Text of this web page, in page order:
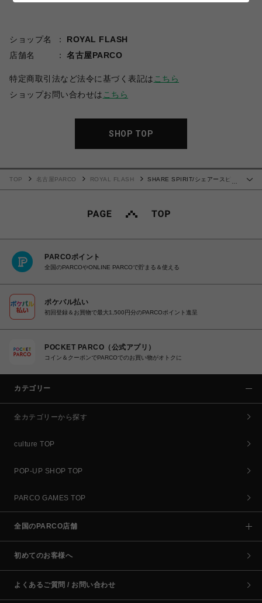
ショップ名
ROYAL FLASH
店舗名
名古屋PARCO
特定商取引法など法令に基づく表記は こちら
ショップお問い合わせは こちら
SHOP TOP
…
TOP 名古屋PARCO ROYAL FLASH
SHARE SPIRIT/シェアースピリ
PARCOポイント
全国のPARCOやONLINE PARCOで貯まる＆使える
ポケパル払い
初回登録＆お買物で最大1,500円分のPARCOポイント進呈
POCKET PARCO（公式アプリ）
コイン＆クーポンでPARCOでのお買い物がオトクに
カテゴリー
全カテゴリーから探す
culture TOP
POP-UP SHOP TOP
PARCO GAMES TOP
全国のPARCO店舗
初めてのお客様へ
よくあるご質問 / お問い合わせ